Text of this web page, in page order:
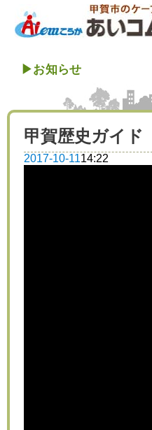
▶︎お知らせ
甲賀歴史ガイド
2017-10-1114:22